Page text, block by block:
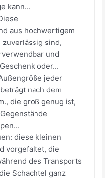
kann...
aus hochwertigem
sind,
und
oder...
jeder
nach dem
die groß genug ist,
diese kleinen
vorgefaltet, die
des Transports
Schachtel ganz